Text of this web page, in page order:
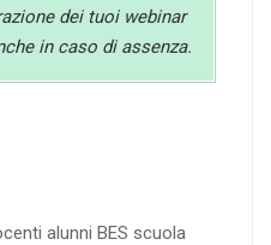
dei tuoi webinar
in caso di assenza.
alunni BES scuola